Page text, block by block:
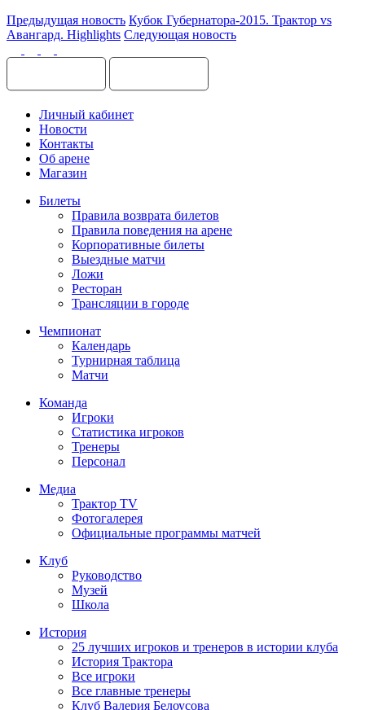
Предыдущая новость Кубок Губернатора-2015. Трактор vs
Авангард. Highlights Следующая новость
Личный кабинет
Новости
Контакты
Об арене
Магазин
Билеты
Правила возврата билетов
Правила поведения на арене
Корпоративные билеты
Выездные матчи
Ложи
Ресторан
Трансляции в городе
Чемпионат
Календарь
Турнирная таблица
Матчи
Команда
Игроки
Статистика игроков
Тренеры
Персонал
Медиа
Трактор TV
Фотогалерея
Официальные программы матчей
Клуб
Руководство
Музей
Школа
История
25 лучших игроков и тренеров в истории клуба
История Трактора
Все игроки
Все главные тренеры
Клуб Валерия Белоусова